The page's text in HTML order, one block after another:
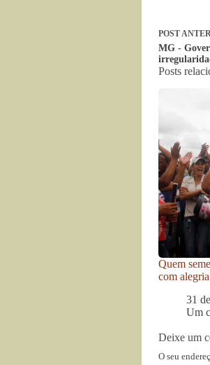
POST
MG -
Posts
Quem
com alegria
31
Um
Deixe um
O seu